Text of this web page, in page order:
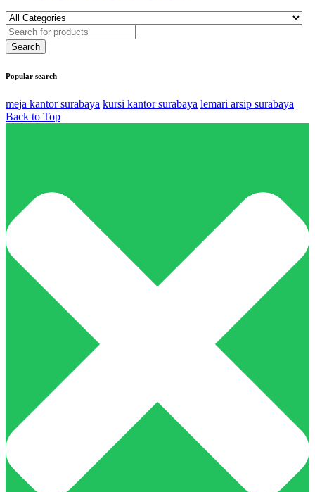
Popular search
meja kantor surabaya kursi kantor surabaya lemari arsip surabaya
Back to Top